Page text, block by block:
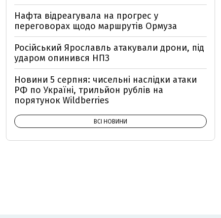
Нафта відреагувала на прогрес у
переговорах щодо маршрутів Ормуза
Російський Ярославль атакували дрони, під
ударом опинився НПЗ
Новини 5 серпня: чисельні наслідки атаки
РФ по Україні, трильйон рублів на
порятунок Wildberries
ВСІ НОВИНИ